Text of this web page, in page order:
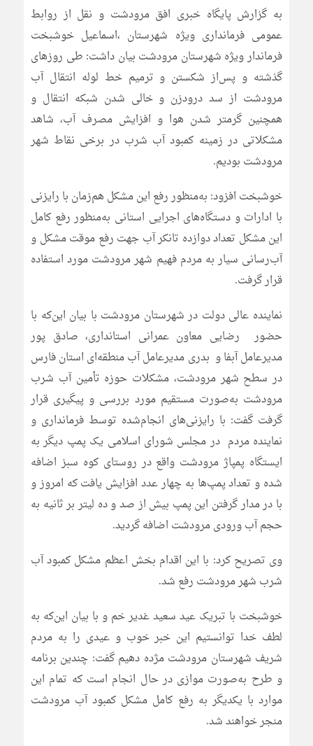
به گزارش پایگاه خبری افق مرودشت و نقل از روابط
عمومی فرمانداری ویژه شهرستان ،اسماعیل خوشبخت
فرماندار ویژه شهرستان مرودشت بیان داشت: طی روزهای
گذشته و پس‌از شکستن و ترمیم خط لوله انتقال آب
مرودشت از سد درودزن و خالی شدن شبکه انتقال و
همچنین گرمتر شدن هوا و افزایش مصرف آب، شاهد
مشکلاتی در زمینه کمبود آب شرب در برخی نقاط شهر
مرودشت بودیم.
خوشبخت افزود: به‌منظور رفع این مشکل هم‌زمان با رایزنی
با ادارات و دستگاه‌های اجرایی استانی به‌منظور رفع کامل
این مشکل تعداد دوازده تانکر آب جهت رفع موقت مشکل و
آب‌رسانی سیار به مردم فهیم شهر مرودشت مورد استفاده
قرار گرفت.
نماینده عالی دولت در شهرستان مرودشت با بیان این‌که با
حضور رضایی معاون عمرانی استانداری، صادق پور
مدیرعامل آبفا و بدری مدیرعامل آب منطقه‌ای استان فارس
در سطح شهر مرودشت، مشکلات حوزه تأمین آب شرب
مرودشت به‌صورت مستقیم مورد بررسی و پیگیری قرار
گرفت گفت: با رایزنی‌های انجام‌شده توسط فرمانداری و
نماینده مردم در مجلس شورای اسلامی یک پمپ دیگر به
ایستگاه پمپاژ مرودشت واقع در روستای کوه سبز اضافه
شده و تعداد پمپ‌ها به چهار عدد افزایش یافت که امروز و
با در مدار گرفتن این پمپ بیش از صد و ده لیتر بر ثانیه به
حجم آب ورودی مرودشت اضافه گردید.
وی تصریح کرد: با این اقدام بخش اعظم مشکل کمبود آب
شرب شهر مرودشت رفع شد.
خوشبخت با تبریک عید سعید غدیر خم و با بیان این‌که به
لطف خدا توانستیم این خبر خوب و عیدی را به مردم
شریف شهرستان مرودشت مژده دهیم گفت: چندین برنامه
و طرح به‌صورت موازی در حال انجام است که تمام این
موارد با یکدیگر به رفع کامل مشکل کمبود آب مرودشت
منجر خواهند شد.